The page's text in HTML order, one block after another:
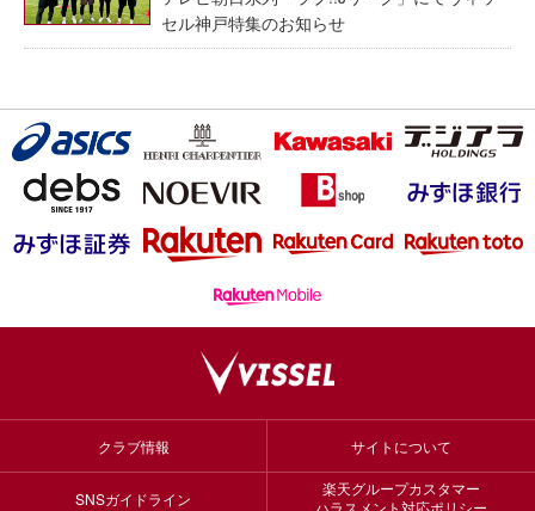
セル神戸特集のお知らせ
クラブ情報 サイトについて
SNSガイドライン
楽天グループカスタマー